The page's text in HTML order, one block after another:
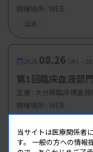
開催場所 : WEB
血液
2026. 08.26（水） -
第1回臨床血液部
主催 : 大分県臨床検査技
開催場所 : WEB
当サイトは医療関係者
す。 一般の方への情報